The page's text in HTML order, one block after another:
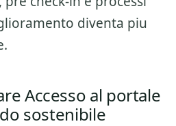
diventa piu
Accesso al portale
sostenibile